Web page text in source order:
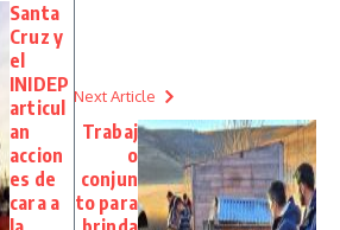
Santa
Cruz y
el
INIDEP
articul
an
accion
es de
cara a
Next Article
Trabaj
o
conjun
to para